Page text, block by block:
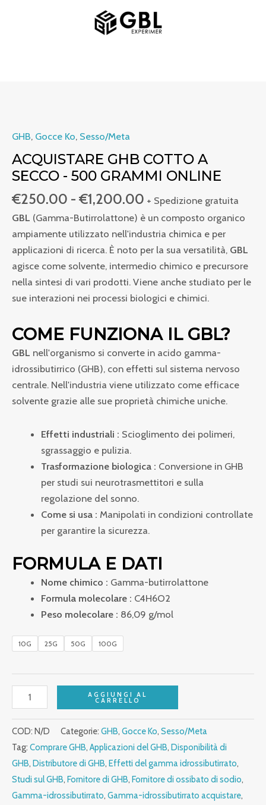
MENU
PRINCIPALE
GHB, Gocce Ko, Sesso/Meta
ACQUISTARE GHB COTTO A
SECCO - 500 GRAMMI ONLINE
€250.00 - €1,200.00
da
€250.00
a
€1,200.00
+ Spedizione gratuita
GBL (Gamma-Butirrolattone) è un composto organico
ampiamente utilizzato nell'industria chimica e per
applicazioni di ricerca. È noto per la sua versatilità, GBL
agisce come solvente, intermedio chimico e precursore
nella sintesi di vari prodotti. Viene anche studiato per le
sue interazioni nei processi biologici e chimici.
COME FUNZIONA IL GBL?
GBL nell'organismo si converte in acido gamma-
idrossibutirrico (GHB), con effetti sul sistema nervoso
centrale. Nell'industria viene utilizzato come efficace
solvente grazie alle sue proprietà chimiche uniche.
Effetti industriali : Scioglimento dei polimeri,
sgrassaggio e pulizia.
Trasformazione biologica : Conversione in GHB
per studi sui neurotrasmettitori e sulla
regolazione del sonno.
Come si usa : Manipolati in condizioni controllate
per garantire la sicurezza.
FORMULA E DATI
Nome chimico : Gamma-butirrolattone
Formula molecolare : C4H6O2
Peso molecolare : 86,09 g/mol
10G 25G 50G 100G
GHB
cuit
à
sec
-
500
grammes
en
ligne
quantità
AGGIUNGI AL
CARRELLO
COD: N/D Categorie: GHB, Gocce Ko, Sesso/Meta
Tag: Comprare GHB, Applicazioni del GHB, Disponibilità di
GHB, Distributore di GHB, Effetti del gamma idrossibutirrato,
Studi sul GHB, Fornitore di GHB, Fornitore di ossibato di sodio,
Gamma-idrossibutirrato, Gamma-idrossibutirrato acquistare,